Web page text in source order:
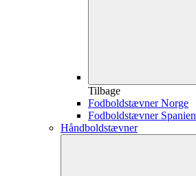
Tilbage
Fodboldstævner Norge
Fodboldstævner Spanien
Håndboldstævner